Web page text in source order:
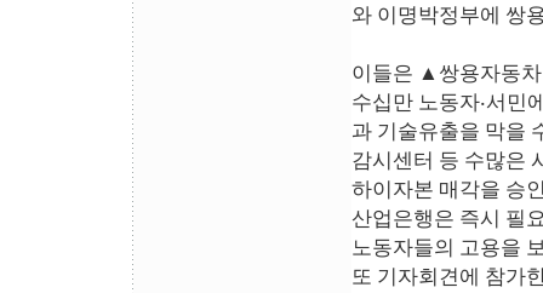
와 이명박정부에 쌍
이들은 ▲쌍용자동차
수십만 노동자‧서민
과 기술유출을 막을
감시센터 등 수많은
하이자본 매각을 승
산업은행은 즉시 필
노동자들의 고용을
또 기자회견에 참가